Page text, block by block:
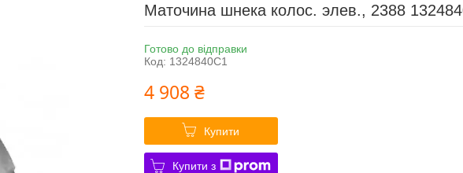
Маточина шнека колос. элев., 2388
Готово до відправки
Код: 1324840C1
4 908 ₴
Купити
Купити з